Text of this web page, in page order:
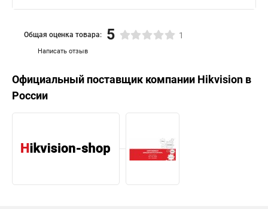
Написать отзыв
Общая оценка товара: 5 1
Официальный поставщик компании Hikvision в
России